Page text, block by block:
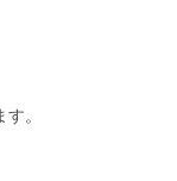
。